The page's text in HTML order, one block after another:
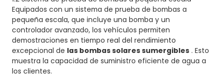
Equipados con un sistema de prueba de bombas a
pequeña escala, que incluye una bomba y un
controlador avanzado, los vehículos permiten
demostraciones en tiempo real del rendimiento
excepcional de las bombas solares sumergibles . Esto
muestra la capacidad de suministro eficiente de agua a
los clientes.